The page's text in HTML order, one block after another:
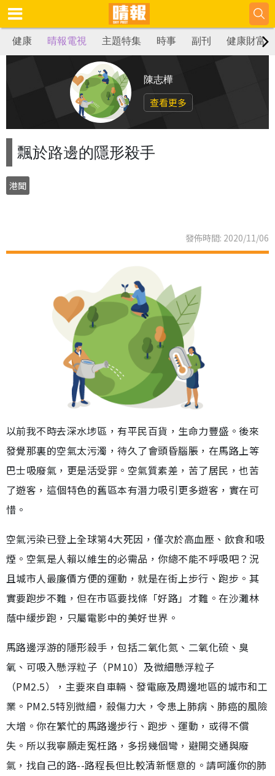
健康 晴報電視 主題特集 時事 副刊 健康財富
陳志樺
查看更多
飄於路邊的隱形殺手
港聞
發佈時間: 2020/11/06
以前我不時去深水埗區，有平民百貨，生命力豐盛。後來
發覺那裏的空氣太污濁，待久了會頭昏腦脹，在馬路上等
巴士吸廢氣，更是活受罪。空氣質素差，苦了居民，也苦
了遊客，這個特色的舊區本有潛力吸引更多遊客，實在可
惜。
空氣污染已登上全球第4大死因，僅次於高血壓、飲食和吸
煙。空氣是人賴以維生的必需品，你總不能不呼吸吧？況
且城市人最廉價方便的運動，就是在街上步行、跑步。其
實要跑步不難，但在市區要找條「好路」才難。在沙灘林
蔭中緩步跑，只屬電影中的美好世界。
馬路邊浮游的隱形殺手，包括二氧化氮、二氧化硫、臭
氧、可吸入懸浮粒子（PM10）及微細懸浮粒子
（PM2.5），主要來自車輛、發電廠及周邊地區的城市和工
業。PM2.5特別微細，殺傷力大，令患上肺病、肺癌的風險
大增。你在繁忙的馬路邊步行、跑步、運動，或得不償
失。所以我寧願走冤枉路，多拐幾個彎，避開交通與廢
氣，找自己的路--路程長但比較清新愜意的。請呵護你的肺